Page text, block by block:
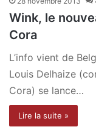
Wink, le
Cora
L’info vient de
Louis Delhaize
Cora) se lance…
Lire la suite »